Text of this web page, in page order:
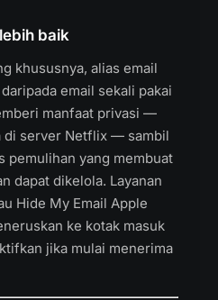
baik
khususnya, alias email
email sekali pakai
manfaat privasi —
di server Netflix — sambil
pemulihan yang membuat
dapat dikelola. Layanan
Hide My Email Apple
ke kotak masuk
jika mulai menerima